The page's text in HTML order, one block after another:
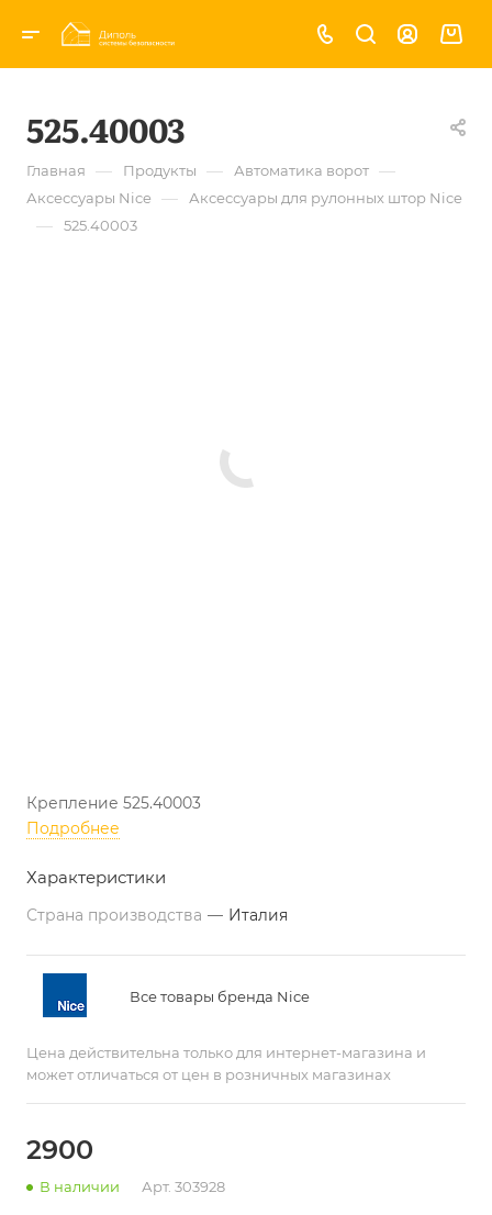
525.40003
Главная — Продукты — Автоматика ворот —
Аксессуары Nice — Аксессуары для рулонных штор Nice
— 525.40003
Крепление 525.40003
Подробнее
Характеристики
Страна производства — Италия
Все товары бренда Nice
Цена действительна только для интернет-магазина и
может отличаться от цен в розничных магазинах
2900
В наличии Арт. 303928